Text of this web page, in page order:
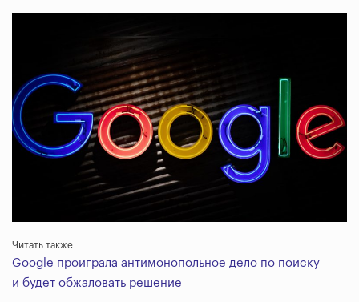
Читать также
Google проиграла антимонопольное дело по поиску
и будет обжаловать решение